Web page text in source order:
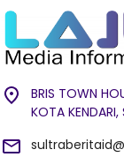
BRIS TOWN
KOTA KENDARI,